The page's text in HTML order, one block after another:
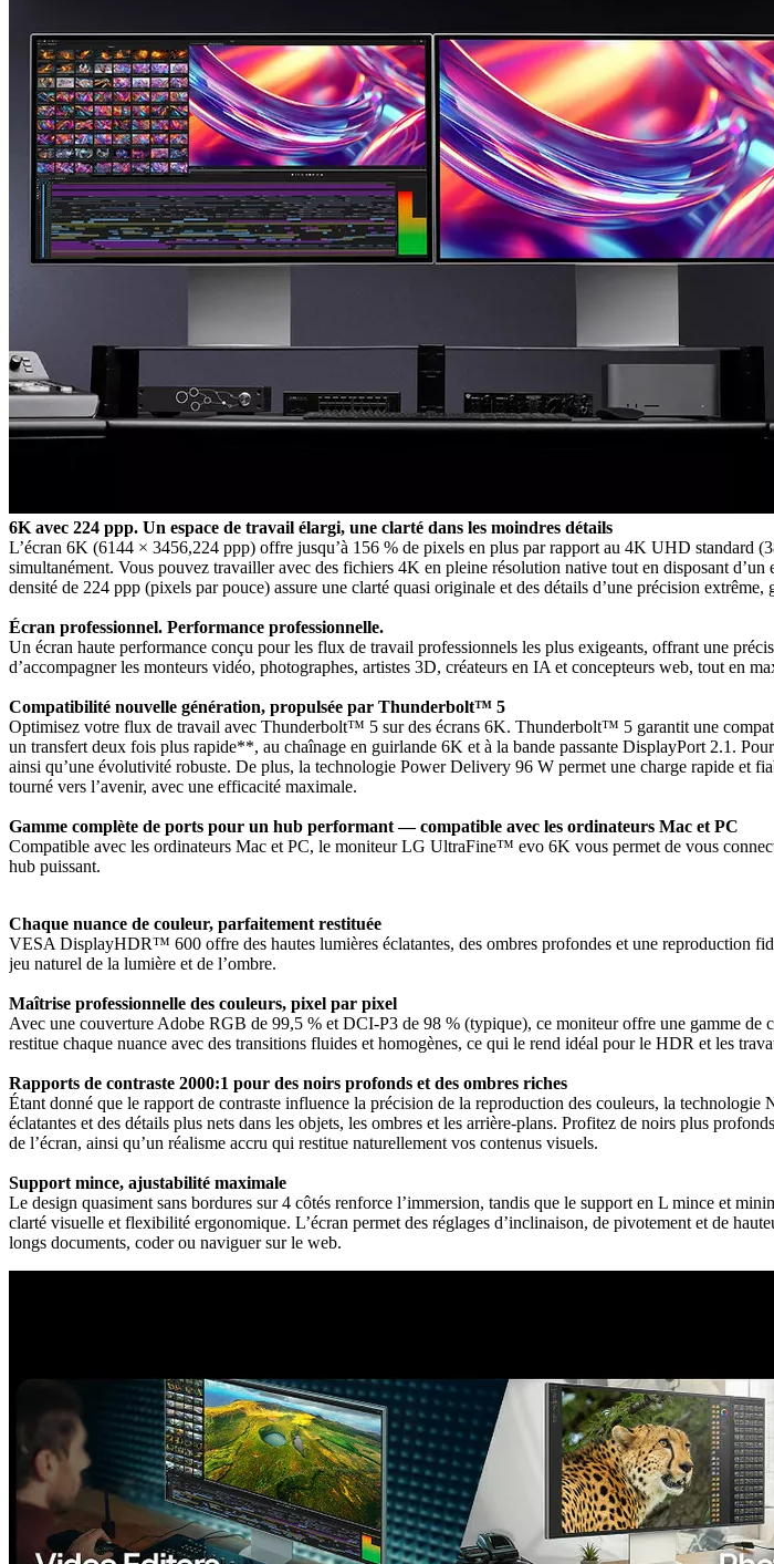
6K avec 224 ppp. Un espace de travail élargi, une clarté dans les moindres détails
L’écran 6K (6144 × 3456,224 ppp) offre jusqu’à 156 % de pixels en plus par rapport au 4K UHD standard
simultanément. Vous pouvez travailler avec des fichiers 4K en pleine résolution native tout en disposant
densité de 224 ppp (pixels par pouce) assure une clarté quasi originale et des détails d’une précision
Écran professionnel. Performance professionnelle.
Un écran haute performance conçu pour les flux de travail professionnels les plus exigeants, offrant une
d’accompagner les monteurs vidéo, photographes, artistes 3D, créateurs en IA et concepteurs web, tout en
Compatibilité nouvelle génération, propulsée par Thunderbolt™ 5
Optimisez votre flux de travail avec Thunderbolt™ 5 sur des écrans 6K. Thunderbolt™ 5 garantit une
un transfert deux fois plus rapide**, au chaînage en guirlande 6K et à la bande passante DisplayPort 2.1.
ainsi qu’une évolutivité robuste. De plus, la technologie Power Delivery 96 W permet une charge rapide et
tourné vers l’avenir, avec une efficacité maximale.
Gamme complète de ports pour un hub performant — compatible avec les ordinateurs Mac et PC
Compatible avec les ordinateurs Mac et PC, le moniteur LG UltraFine™ evo 6K vous permet de vous
hub puissant.
Chaque nuance de couleur, parfaitement restituée
VESA DisplayHDR™ 600 offre des hautes lumières éclatantes, des ombres profondes et une reproduction
jeu naturel de la lumière et de l’ombre.
Maîtrise professionnelle des couleurs, pixel par pixel
Avec une couverture Adobe RGB de 99,5 % et DCI-P3 de 98 % (typique), ce moniteur offre une gamme de
restitue chaque nuance avec des transitions fluides et homogènes, ce qui le rend idéal pour le HDR et les
Rapports de contraste 2000:1 pour des noirs profonds et des ombres riches
Étant donné que le rapport de contraste influence la précision de la reproduction des couleurs, la
éclatantes et des détails plus nets dans les objets, les ombres et les arrière-plans. Profitez de noirs plus
de l’écran, ainsi qu’un réalisme accru qui restitue naturellement vos contenus visuels.
Support mince, ajustabilité maximale
Le design quasiment sans bordures sur 4 côtés renforce l’immersion, tandis que le support en L mince et
clarté visuelle et flexibilité ergonomique. L’écran permet des réglages d’inclinaison, de pivotement et de
longs documents, coder ou naviguer sur le web.